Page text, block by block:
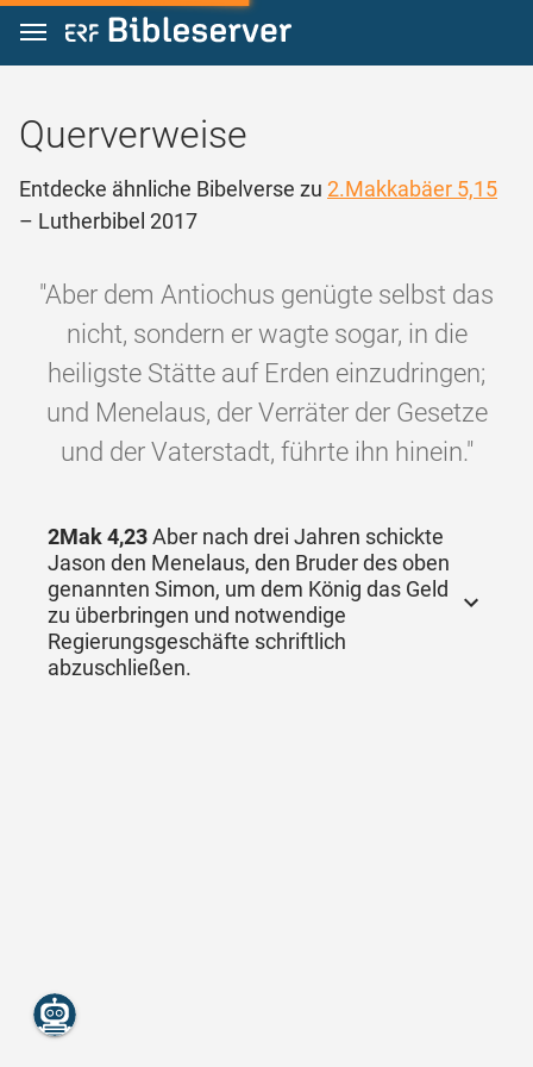
Zum Inhalt springen
Querverweise
Entdecke ähnliche Bibelverse zu 2.Makkabäer 5,15
– Lutherbibel 2017
"Aber dem Antiochus genügte selbst das
nicht, sondern er wagte sogar, in die
heiligste Stätte auf Erden einzudringen;
und Menelaus, der Verräter der Gesetze
und der Vaterstadt, führte ihn hinein."
2Mak 4,23Aber nach drei Jahren schickte
Jason den Menelaus, den Bruder des oben
genannten Simon, um dem König das Geld
zu überbringen und notwendige
Regierungsgeschäfte schriftlich
abzuschließen.